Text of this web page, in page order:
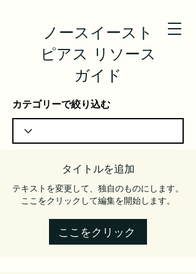
ノースイースト
ピアス リソース
ガイド
カテゴリーで絞り込む
タイトルを追加
テキストを変更して、独自のものにします。
ここをクリックして編集を開始します。
ここをクリック